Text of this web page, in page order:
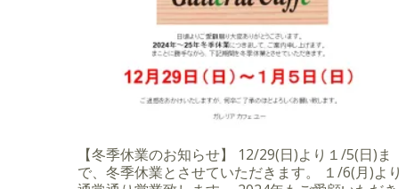
【冬季休業のお知らせ】 12/29(日)より１/5(日)ま
で、冬季休業とさせていただきます。 １/6(月)より